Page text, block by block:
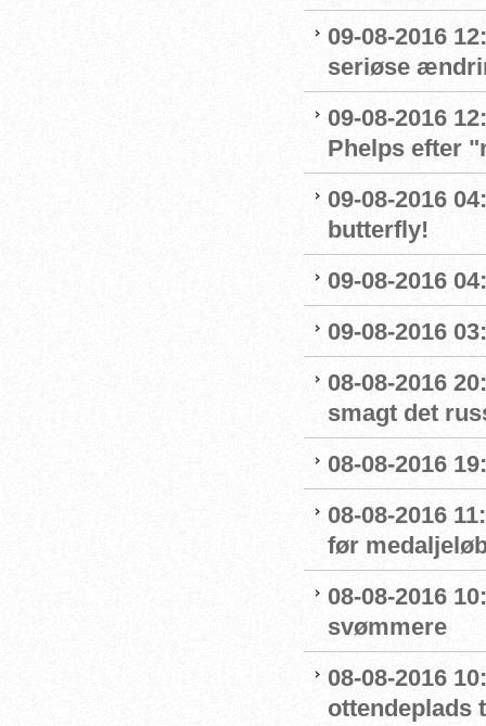
09-08-2016
seriøse
09-08-2016
Phelps efter
09-08-2016
butterfly!
09-08-2016
09-08-2016
08-08-2016
smagt det
08-08-2016
08-08-2016
før
08-08-2016
svømmere
08-08-2016
ottendeplads